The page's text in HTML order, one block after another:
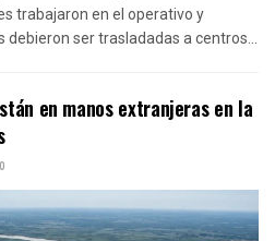
trabajaron en el operativo y
ser trasladadas a centros...
en manos extranjeras en la
0